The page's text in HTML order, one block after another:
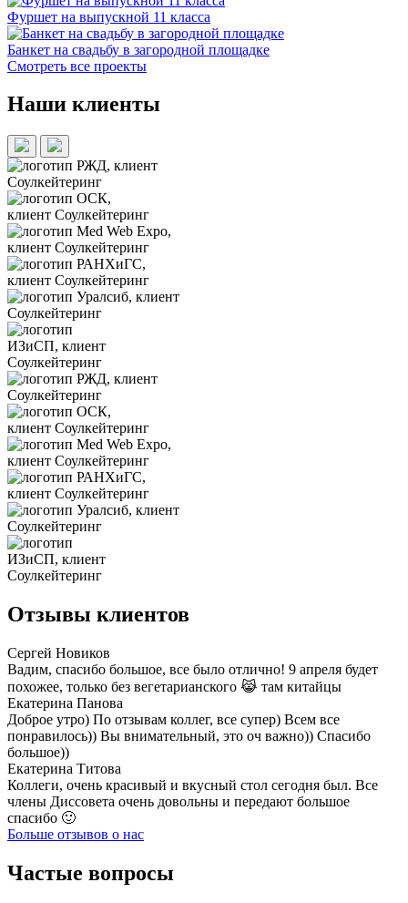
Фуршет на выпускной 11 класса
Банкет на свадьбу в загородной площадке
Смотреть все проекты
Наши клиенты
Отзывы клиентов
Сергей Новиков
Вадим, спасибо большое, все было отлично! 9 апреля будет
похожее, только без вегетарианского 😹 там китайцы
Екатерина Панова
Доброе утро) По отзывам коллег, все супер) Всем все
понравилось)) Вы внимательный, это оч важно)) Спасибо
большое))
Екатерина Титова
Коллеги, очень красивый и вкусный стол сегодня был. Все
члены Диссовета очень довольны и передают большое
спасибо 🙂
Больше отзывов о нас
Частые вопросы